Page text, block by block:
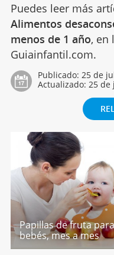
Puedes leer más
Alimentos
menos de 1 año, en
Guiainfantil.com.
Publicado: 25 de
Actualizado: 25 de
Papillas de fruta para
bebés, mes a mes